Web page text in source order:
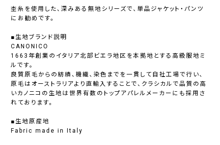
杢糸を使用した、深みある無地シリーズで、単品ジャケット・パンツ
にお勧めです。
■生地ブランド説明
CANONICO
1663年創業のイタリア北部ビエラ地区を本拠地とする高級服地ミ
ルです。
良質原毛からの紡績、機織、染色までを一貫して自社工場で行い、
原毛はオーストラリアより直輸入することで、クラシカルで品質の高
いカノニコの生地は世界有数のトップアパレルメーカーにも採用さ
れております。
■生地原産地
Fabric made in Italy